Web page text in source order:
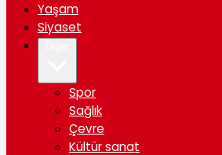
Yaşam
Siyaset
Spor
Sağlık
Çevre
Kültür sanat